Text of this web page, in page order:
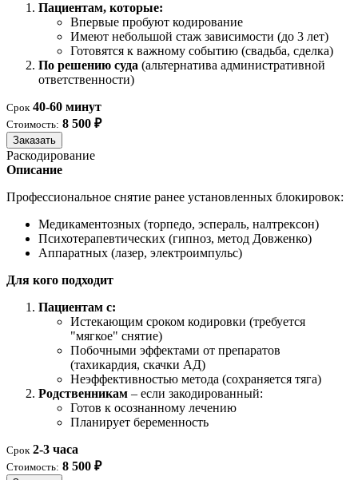
Пациентам, которые:
Впервые пробуют кодирование
Имеют небольшой стаж зависимости (до 3 лет)
Готовятся к важному событию (свадьба, сделка)
По решению суда (альтернатива административной
ответственности)
Срок 40-60 минут
Стоимость: 8 500 ₽
Заказать
Раскодирование
Описание
Профессиональное снятие ранее установленных блокировок:
Медикаментозных (торпедо, эспераль, налтрексон)
Психотерапевтических (гипноз, метод Довженко)
Аппаратных (лазер, электроимпульс)
Для кого подходит
Пациентам с:
Истекающим сроком кодировки (требуется
"мягкое" снятие)
Побочными эффектами от препаратов
(тахикардия, скачки АД)
Неэффективностью метода (сохраняется тяга)
Родственникам – если закодированный:
Готов к осознанному лечению
Планирует беременность
Срок 2-3 часа
Стоимость: 8 500 ₽